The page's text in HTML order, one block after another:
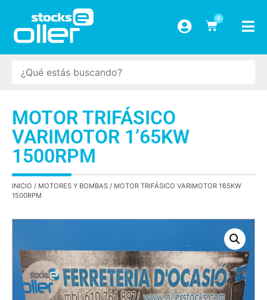
0
MOTOR TRIFÁSICO
VARIMOTOR 1’65KW
1500RPM
INICIO / MOTORES Y BOMBAS / MOTOR TRIFÁSICO VARIMOTOR 1’65KW
1500RPM